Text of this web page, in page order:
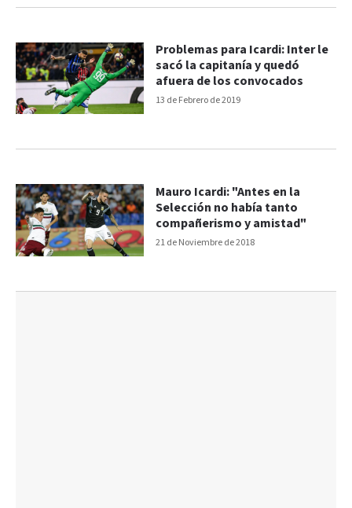
13 de Febrero de 2019
Problemas para Icardi: Inter le
sacó la capitanía y quedó
afuera de los convocados
21 de Noviembre de 2018
Mauro Icardi: "Antes en la
Selección no había tanto
compañerismo y amistad"